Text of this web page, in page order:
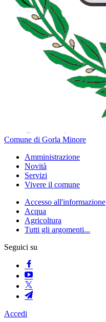
Comune di Gorla Minore
Amministrazione
Novità
Servizi
Vivere il comune
Accesso all'informazione
Acqua
Agricoltura
Tutti gli argomenti...
Seguici su
Accedi